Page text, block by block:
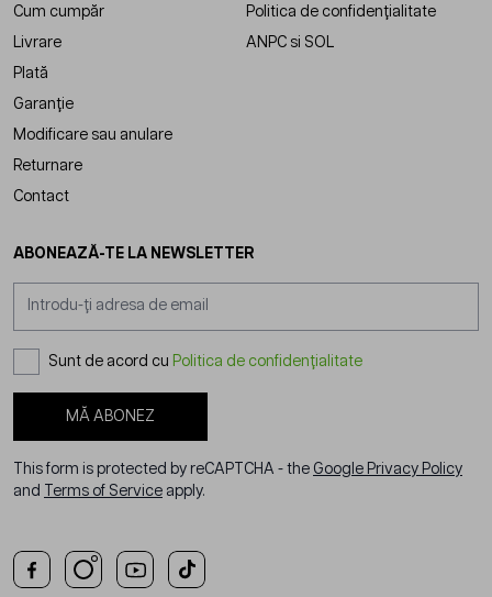
Cum cumpăr
Livrare
Plată
Garanție
Modificare sau anulare
Returnare
Contact
Politica de confidențialitate
ANPC si SOL
ABONEAZĂ-TE LA NEWSLETTER
Sunt de acord cu Politica de confidențialitate
MĂ ABONEZ
This form is protected by reCAPTCHA - the Google Privacy Policy
and
Terms of Service apply.